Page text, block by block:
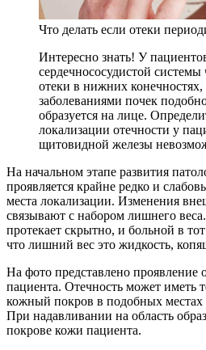
Что делать если отеки
Интересно знать! У
сердечнососудистой системы
отеки в нижних конечностях,
заболеваниями почек
образуется на лице.
локализации отечности у
щитовидной железы
На начальном этапе развития
проявляется крайне редко и
места локализации. Изменения
связывают с набором лишнего
протекает скрытно, и больной в
что лишний вес это жидкость,
На фото представлено проявление
пациента. Отечность может иметь
кожный покров в подобных местах
При надавливании на область
покрове кожи пациента.